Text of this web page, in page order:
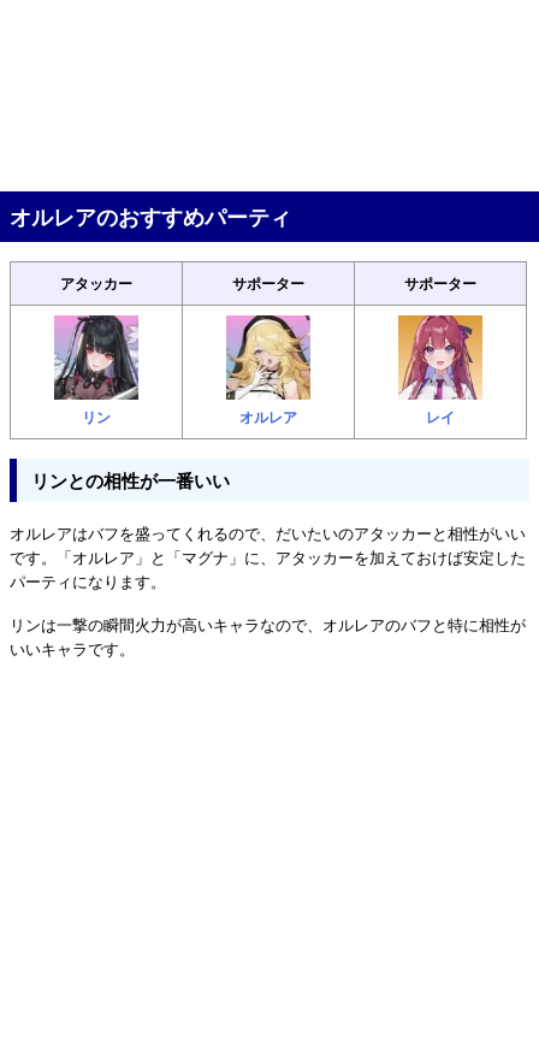
オルレアのおすすめパーティ
アタッカー サポーター サポーター
リン オルレア レイ
リンとの相性が一番いい
オルレアはバフを盛ってくれるので、だいたいのアタッカーと相性がいい
です。「オルレア」と「マグナ」に、アタッカーを加えておけば安定した
パーティになります。
リンは一撃の瞬間火力が高いキャラなので、オルレアのバフと特に相性が
いいキャラです。